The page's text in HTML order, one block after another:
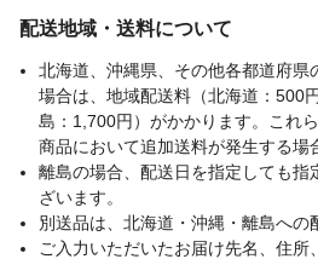
連続使用時間
低速：約50分
負荷・バッテリ
ッテリーを1回使
憩が必要です。
配送地域・送料について
北海道、沖縄県、その他各都道府県
場合は、地域配送料（北海道：500
島：1,700円）がかかります。これ
商品において追加送料が発生する場
離島の場合、配送日を指定しても指
ざいます。
別送品は、北海道・沖縄・離島への
ご入力いただいたお届け先名、住